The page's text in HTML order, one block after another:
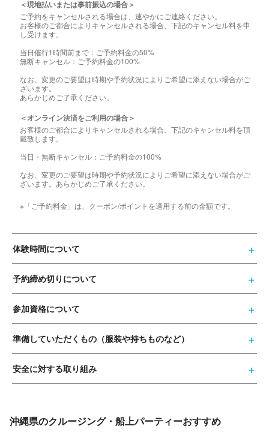
＜現地払いまたは事前振込の場合＞
ご予約をキャンセルされる場合は、速やかにご連絡ください。
お客様のご都合によりキャンセルされる場合、下記のキャンセル料を申
し受けます。
当日催行1時間前まで：ご予約料金の50%
無断キャンセル：ご予約料金の100%
なお、変更のご要望は時期や予約状況によりご希望に添えない場合がご
ざいます。
あらかじめご了承ください。
＜オンライン決済をご利用の場合＞
お客様のご都合によりキャンセルされる場合、下記のキャンセル料を頂
戴致します。
当日・無断キャンセル：ご予約料金の100%
なお、変更のご要望は時期や予約状況によりご希望に添えない場合がご
ざいます。あらかじめご了承ください。
※「ご予約料金」は、クーポン/ポイントを適用する前の金額です。
体験時間について
予約締め切りについて
参加資格について
準備していただくもの（服装や持ちものなど）
安全に対する取り組み
沖縄県のクルージング・船上パーティーおすすめ